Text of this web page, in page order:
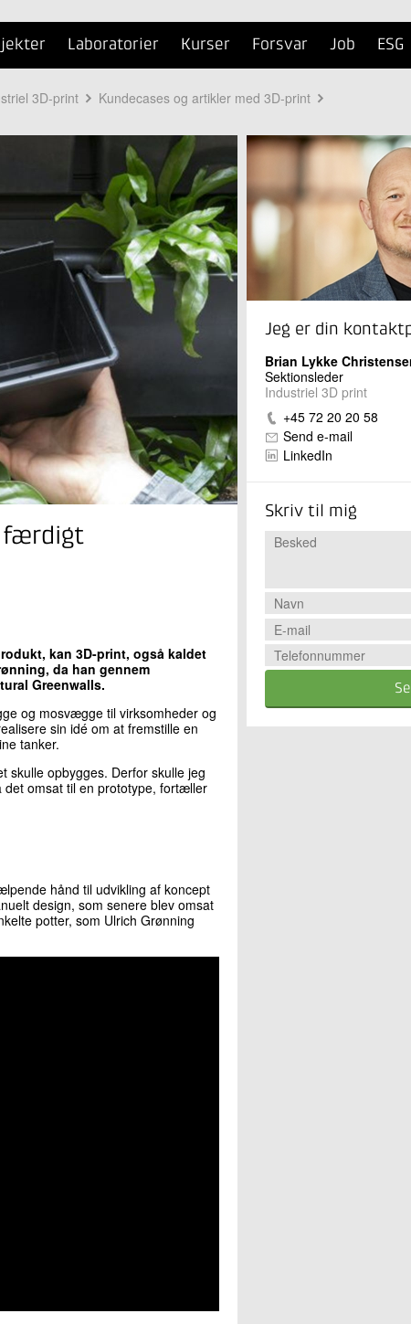
Laboratorier Kurser Forsvar Job ESG
3D-print
Kundecases og artikler med 3D-print
færdigt
kan 3D-print, også kaldet
da han gennem
Greenwalls.
og mosvægge til virksomheder og
sin idé om at fremstille en
tanker.
skulle opbygges. Derfor skulle jeg
omsat til en prototype, fortæller
hånd til udvikling af koncept
design, som senere blev omsat
potter, som Ulrich Grønning
Jeg er din
Brian Lykke
Sektionsleder
Industriel 3D print
+45 72 20 20 58
Send e-mail
LinkedIn
Skriv til mig